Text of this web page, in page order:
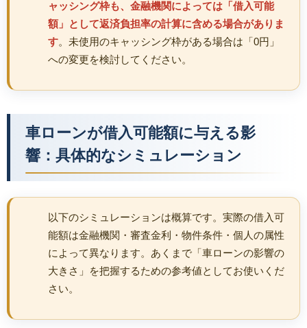
ャッシング枠も、金融機関によっては「借入可能
額」として返済負担率の計算に含める場合がありま
す。未使用のキャッシング枠がある場合は「0円」
への変更を検討してください。
車ローンが借入可能額に与える影
響：具体的なシミュレーション
以下のシミュレーションは概算です。実際の借入可
能額は金融機関・審査金利・物件条件・個人の属性
によって異なります。あくまで「車ローンの影響の
大きさ」を把握するための参考値としてお使いくだ
さい。